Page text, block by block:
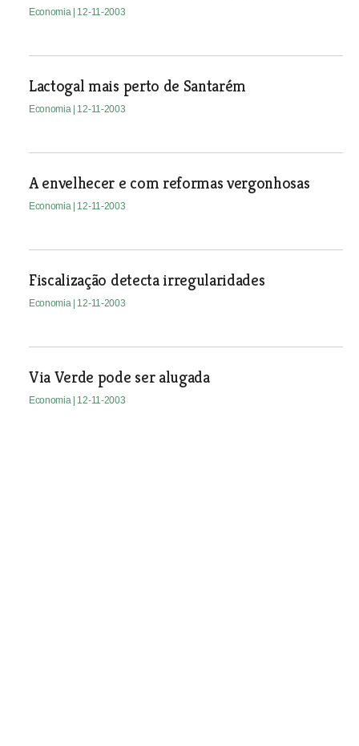
Economia | 12-11-2003
Lactogal mais perto de Santarém
Economia | 12-11-2003
A envelhecer e com reformas vergonhosas
Economia | 12-11-2003
Fiscalização detecta irregularidades
Economia | 12-11-2003
Via Verde pode ser alugada
Economia | 12-11-2003